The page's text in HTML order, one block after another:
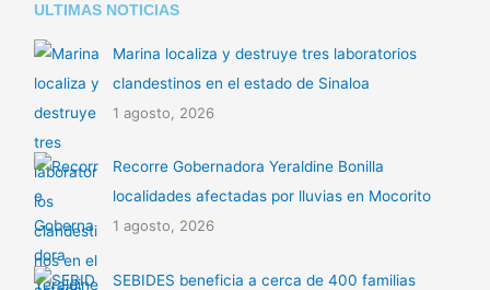
ULTIMAS NOTICIAS
Marina localiza y destruye tres laboratorios
clandestinos en el estado de Sinaloa
1 agosto, 2026
Recorre Gobernadora Yeraldine Bonilla
localidades afectadas por lluvias en Mocorito
1 agosto, 2026
SEBIDES beneficia a cerca de 400 familias